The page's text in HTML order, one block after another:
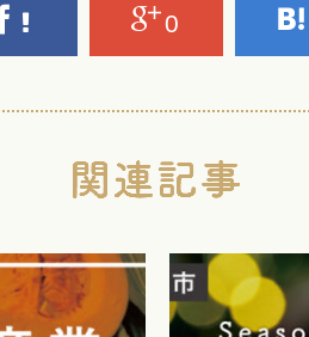
0